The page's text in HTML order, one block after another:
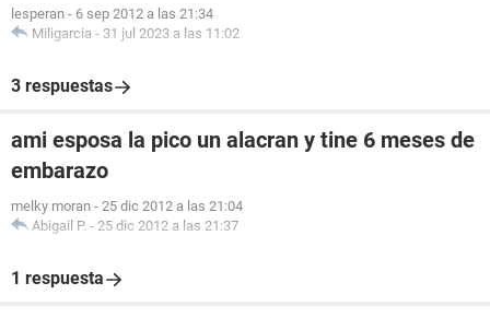
lesperan - 6 sep 2012 a las 21:34
Miligarcia - 31 jul 2023 a las 11:02
3 respuestas
ami esposa la pico un alacran y tine 6 meses de
embarazo
melky moran - 25 dic 2012 a las 21:04
Abigail P. - 25 dic 2012 a las 21:37
1 respuesta